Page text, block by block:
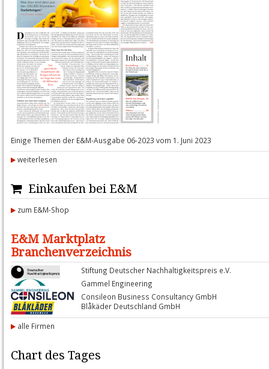
Einige Themen der E&M-Ausgabe 06-2023 vom 1. Juni 2023
weiterlesen
Einkaufen bei E&M
zum E&M-Shop
E&M Marktplatz
Branchenverzeichnis
Stiftung Deutscher Nachhaltigkeitspreis e.V.
Gammel Engineering
Consileon Business Consultancy GmbH
Blåkäder Deutschland GmbH
alle Firmen
Chart des Tages